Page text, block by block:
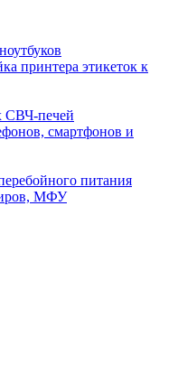
принтера этикеток к
СВЧ-печей
смартфонов и
питания
МФУ